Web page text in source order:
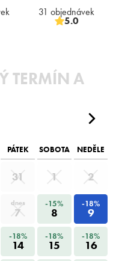
31 objednávek
5.0
TERMÍN A
PÁTEK SOBOTA NEDĚLE
31 1 2
dnes
7
-15%
8
-18%
9
-18%
14
-18%
15
-18%
16